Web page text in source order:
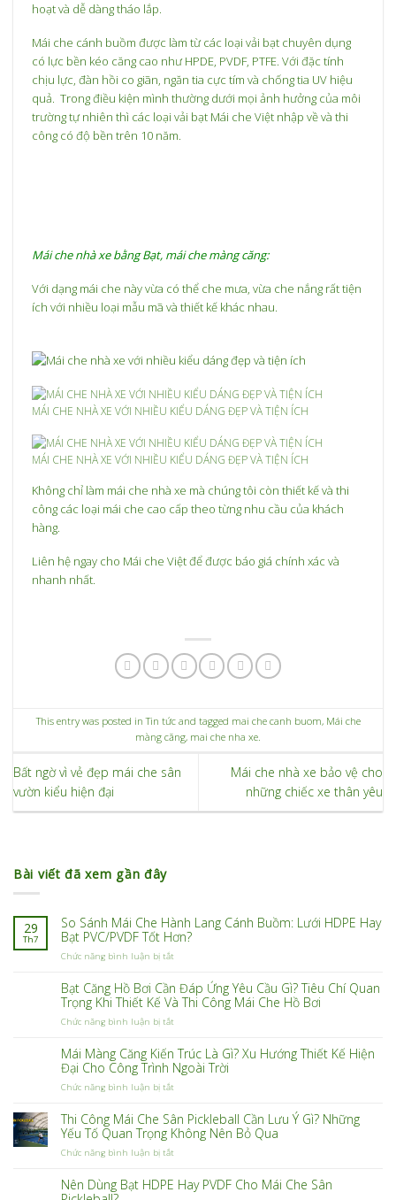
Bài viết đã xem gần đây
29
Th7
So Sánh Mái Che Hành Lang Cánh Buồm: Lưới HDPE Hay
Bạt PVC/PVDF Tốt Hơn?
Chức năng bình luận bị tắtở
Sánh
Mái
Che
Hành
Cánh
Buồm:
Lưới
HDPE
Bạt
PVC/PVDF
Tốt
Hơn?
Bạt Căng Hồ Bơi Cần Đáp Ứng Yêu Cầu Gì? Tiêu Chí Quan
Trọng Khi Thiết Kế Và Thi Công Mái Che Hồ Bơi
Chức năng bình luận bị tắtở
Căng
Hồ
Bơi
Cần
Ứng
Yêu
Cầu
Gì?
Chí
Quan
Mái Màng Căng Kiến Trúc Là Gì? Xu Hướng Thiết Kế Hiện
Đại Cho Công Trình Ngoài Trời
Chức năng bình luận bị tắtở
Màng
Căng
Kiến
Trúc
Gì?
Xu
Thi Công Mái Che Sân Pickleball Cần Lưu Ý Gì? Những
Yếu Tố Quan Trọng Không Nên Bỏ Qua
Chức năng bình luận bị tắtở
Công
Mái
Nên Dùng Bạt HDPE Hay PVDF Cho Mái Che Sân
hoạt và dễ dàng tháo lắp.
Mái che cánh buồm được làm từ các loại vải bạt chuyên dụng
có lực bền kéo căng cao như HPDE, PVDF, PTFE. Với đặc tính
chịu lực, đàn hồi co giãn, ngăn tia cực tím và chống tia UV hiệu
quả. Trong điều kiện mình thường dưới mọi ảnh hưởng của môi
trường tự nhiên thì các loại vải bạt Mái che Việt nhập về và thi
công có độ bền trên 10 năm.
Mái che nhà xe bằng Bạt, mái che màng căng:
Với dạng mái che này vừa có thể che mưa, vừa che nắng rất tiện
ích với nhiều loại mẫu mã và thiết kế khác nhau.
MÁI CHE NHÀ XE VỚI NHIỀU KIỂU DÁNG ĐẸP VÀ TIỆN ÍCH
MÁI CHE NHÀ XE VỚI NHIỀU KIỂU DÁNG ĐẸP VÀ TIỆN ÍCH
Không chỉ làm mái che nhà xe mà chúng tôi còn thiết kế và thi
công các loại mái che cao cấp theo từng nhu cầu của khách
hàng.
Liên hệ ngay cho Mái che Việt để được báo giá chính xác và
nhanh nhất.
This entry was posted inTin tứcand tagged mai che canh buom, Mái che
màng căng, mai che nha xe.
Bất ngờ vì vẻ đẹp mái che sân
vườn kiểu hiện đại
Mái che nhà xe bảo vệ cho
những chiếc xe thân yêu